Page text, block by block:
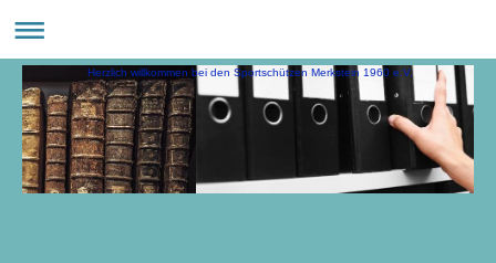
Herzlich willkommen bei den Sportschützen Merkstein 1960 e.V.